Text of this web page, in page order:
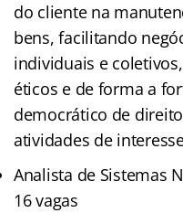
do cliente na
bens, facilitando
individuais e
éticos e de forma a
democrático de
atividades de
Analista de Sistemas
16 vagas